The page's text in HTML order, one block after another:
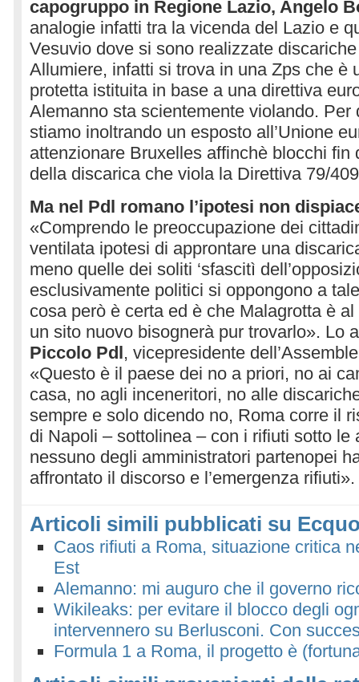
capogruppo in Regione Lazio, Angelo
analogie infatti tra la vicenda del Lazio e
Vesuvio dove si sono realizzate
Allumiere, infatti si trova in una Zps che è
protetta istituita in base a una direttiva
Alemanno sta scientemente violando. Per
stiamo inoltrando un esposto all’Unione
attenzionare Bruxelles affinchè blocchi fin
della discarica che viola la Direttiva 79/
Ma nel Pdl romano l’ipotesi non
«Comprendo le preoccupazione dei
ventilata ipotesi di approntare una
meno quelle dei soliti ‘sfascitì
esclusivamente politici si oppongono a
cosa però è certa ed è che Malagrotta è
un sito nuovo bisognerà pur trovarlo». Lo
Piccolo Pdl, vicepresidente
«Questo è il paese dei no a priori, no ai
casa, no agli inceneritori, no alle
sempre e solo dicendo no, Roma corre il
di Napoli – sottolinea – con i rifiuti sotto le
nessuno degli amministratori partenopei
affrontato il discorso e l’emergenza rifiuti».
Articoli simili pubblicati su
Caos rifiuti a Roma, situazione critica
Est
Alemanno: mi auguro che il governo
Wikileaks: per evitare il blocco degli
intervennero su Berlusconi. Con
Formula 1 a Roma, il progetto è